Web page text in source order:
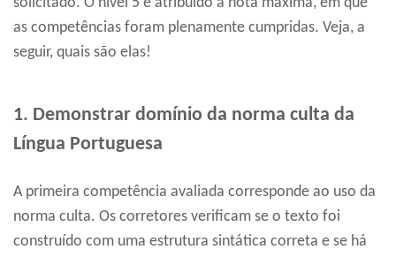
as competências foram plenamente cumpridas. Veja, a
seguir, quais são elas!
1. Demonstrar domínio da norma culta da
Língua Portuguesa
A primeira competência avaliada corresponde ao uso da
norma culta. Os corretores verificam se o texto foi
construído com uma estrutura sintática correta e se há